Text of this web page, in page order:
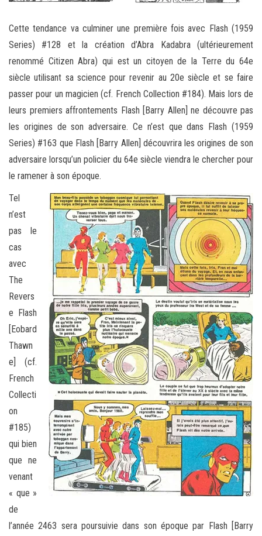
Cette tendance va culminer une première fois avec Flash (1959
Series) #128 et la création d’Abra Kadabra (ultérieurement
renommé Citizen Abra) qui est un citoyen de la Terre du 64e
siècle utilisant sa science pour revenir au 20e siècle et se faire
passer pour un magicien (cf. French Collection #184). Mais lors de
leurs premiers affrontements Flash [Barry Allen] ne découvre pas
les origines de son adversaire. Ce n’est que dans Flash (1959
Series) #163 que Flash [Barry Allen] découvrira les origines de son
adversaire lorsqu’un policier du 64e siècle viendra le chercher pour
le ramener à son époque.
Tel
n’est
pas le
cas
avec
The
Revers
e Flash
[Eobard
Thawn
e] (cf.
French
Collecti
on
#185)
qui bien
que ne
venant
« que »
de
l’année 2463 sera poursuivie dans son époque par Flash [Barry